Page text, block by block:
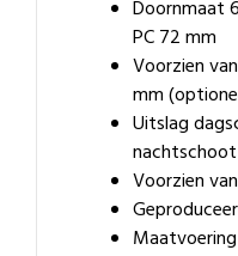
Doornmaat
PC 72 mm
Voorzien
mm
Uitslag
Voorzien